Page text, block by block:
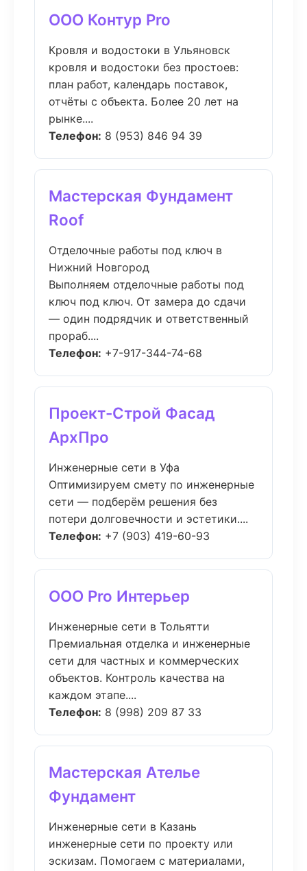
ООО Контур Pro
Кровля и водостоки в Ульяновск
кровля и водостоки без простоев:
план работ, календарь поставок,
отчёты с объекта. Более 20 лет на
рынке....
Телефон: 8 (953) 846 94 39
Мастерская Фундамент
Roof
Отделочные работы под ключ в
Нижний Новгород
Выполняем отделочные работы под
ключ под ключ. От замера до сдачи
— один подрядчик и ответственный
прораб....
Телефон: +7-917-344-74-68
Проект-Строй Фасад
АрхПро
Инженерные сети в Уфа
Оптимизируем смету по инженерные
сети — подберём решения без
потери долговечности и эстетики....
Телефон: +7 (903) 419-60-93
ООО Pro Интерьер
Инженерные сети в Тольятти
Премиальная отделка и инженерные
сети для частных и коммерческих
объектов. Контроль качества на
каждом этапе....
Телефон: 8 (998) 209 87 33
Мастерская Ателье
Фундамент
Инженерные сети в Казань
инженерные сети по проекту или
эскизам. Помогаем с материалами,